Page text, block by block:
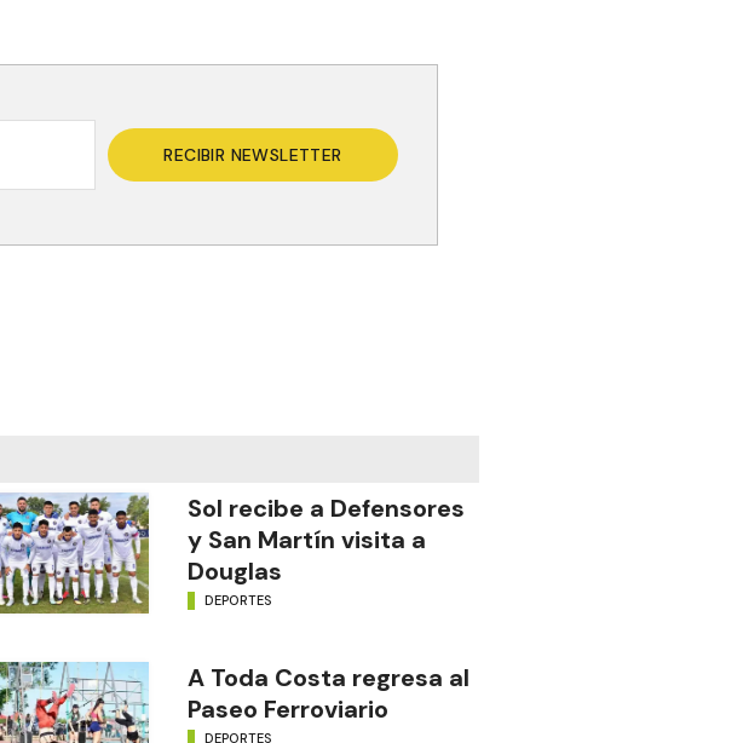
RECIBIR NEWSLETTER
Sol recibe a Defensores
y San Martín visita a
Douglas
DEPORTES
A Toda Costa regresa al
Paseo Ferroviario
DEPORTES